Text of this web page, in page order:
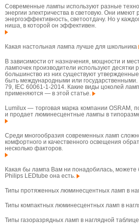
Современные лампы используют разные
энергии электричества в световую. Они имеют
энергоэффективность, светоотдачу. Но у
ниша, в которой он эффективен.
Какая настольная лампа лучше для школьника
В зависимости от назначения, мощности и
лампочек производители используют десятки
большинство из них существуют
быть международными или
79, IEC 60061-1-2014. Какие виды цоколей
применяются — в этой статье.
Lumilux — торговая марка компании OSRAM,
и продает люминесцентные лампы в
Среди многообразия современных ламп
комфортного и качественного освещения
несколько факторов.
Какая бы лампа Вам ни понадобилась, можете
Philips LEDtube она есть.
Типы протяженных люминесцентных ламп в
Типы компактных люминесцентных ламп в
Типы газоразрядных ламп в наглядной таблице.